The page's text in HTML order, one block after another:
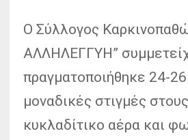
Ο Σύλλογος
ΑΛΛΗΛΕΓΓΥΗ”
πραγματοποιήθηκε 24-
μοναδικές στιγμές
κυκλαδίτικο αέρα και